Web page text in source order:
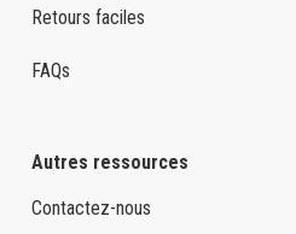
Retours faciles
FAQs
Autres ressources
Contactez-nous